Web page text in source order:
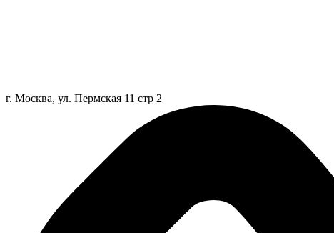
г. Москва, ул. Пермская 11 стр 2